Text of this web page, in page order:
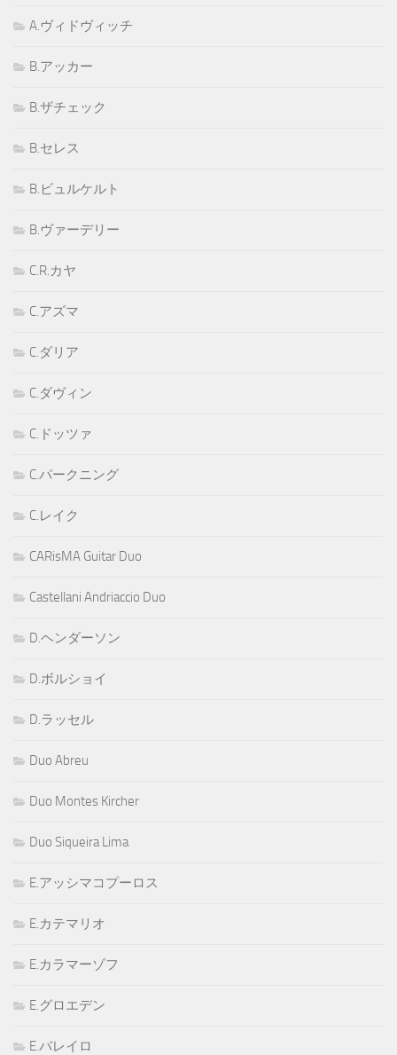
A.ヴィドヴィッチ
B.アッカー
B.ザチェック
B.セレス
B.ビュルケルト
B.ヴァーデリー
C.R.カヤ
C.アズマ
C.ダリア
C.ダヴィン
C.ドッツァ
C.パークニング
C.レイク
CARisMA Guitar Duo
Castellani Andriaccio Duo
D.ヘンダーソン
D.ボルショイ
D.ラッセル
Duo Abreu
Duo Montes Kircher
Duo Siqueira Lima
E.アッシマコプーロス
E.カテマリオ
E.カラマーゾフ
E.グロエデン
E.バレイロ